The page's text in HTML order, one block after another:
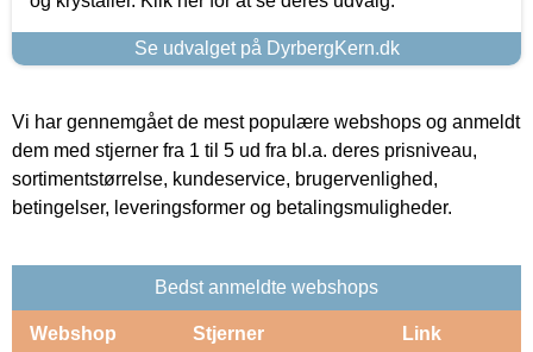
Se udvalget på DyrbergKern.dk
Vi har gennemgået de mest populære webshops og anmeldt
dem med stjerner fra 1 til 5 ud fra bl.a. deres prisniveau,
sortimentstørrelse, kundeservice, brugervenlighed,
betingelser, leveringsformer og betalingsmuligheder.
Bedst anmeldte webshops
Webshop Stjerner Link